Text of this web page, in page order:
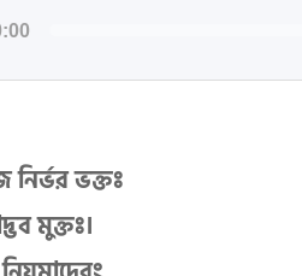
নির্ভর ভক্তঃ
মুক্তঃ।